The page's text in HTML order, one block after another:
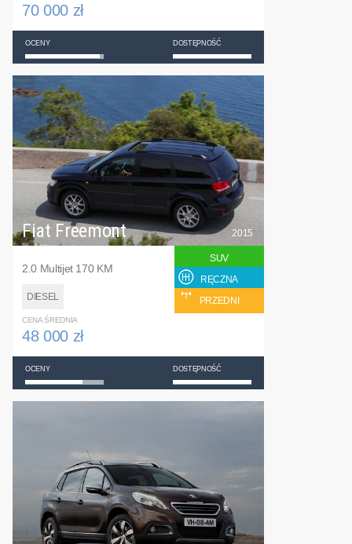
70 000 zł
OCENY DOSTĘPNOŚĆ
Fiat Freemont
2.0 Multijet 170 KM
DIESEL
2015
SUV
RĘCZNA
PRZEDNI
CENA ŚREDNIA
48 000 zł
OCENY DOSTĘPNOŚĆ